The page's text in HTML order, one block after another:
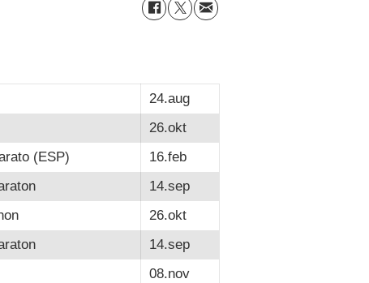
24.aug
26.okt
(ESP)
16.feb
14.sep
26.okt
14.sep
08.nov